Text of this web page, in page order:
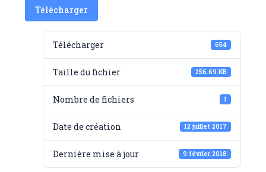
Télécharger
Télécharger 654
Taille du fichier 256.69 KB
Nombre de fichiers 1
Date de création 12 juillet 2017
Dernière mise à jour 9 février 2018